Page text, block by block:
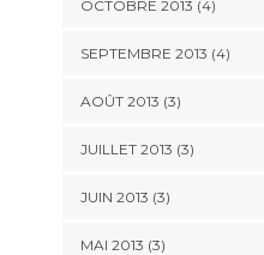
OCTOBRE 2013 (4)
SEPTEMBRE 2013 (4)
AOÛT 2013 (3)
JUILLET 2013 (3)
JUIN 2013 (3)
MAI 2013 (3)